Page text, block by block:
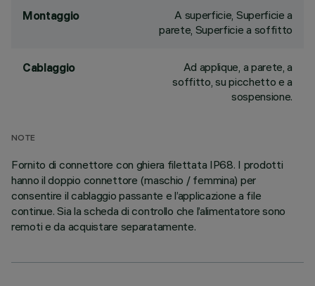
Montaggio
A superficie, Superficie a
parete, Superficie a soffitto
Cablaggio
Ad applique, a parete, a
soffitto, su picchetto e a
sospensione.
NOTE
Fornito di connettore con ghiera filettata IP68. I prodotti
hanno il doppio connettore (maschio / femmina) per
consentire il cablaggio passante e l’applicazione a file
continue. Sia la scheda di controllo che l’alimentatore sono
remoti e da acquistare separatamente.